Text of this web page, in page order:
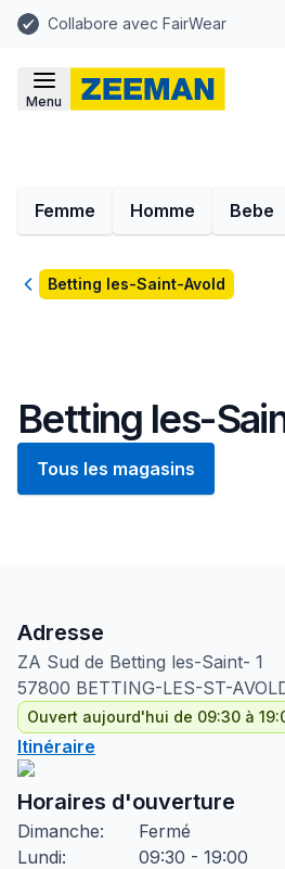
Collabore avec FairWear
Menu
Femme Homme Bebe
RetourBetting les-Saint-Avold
Betting les-
Tous les magasins
Adresse
ZA Sud de Betting les-Saint- 1
57800 BETTING-LES-ST-
Ouvert aujourd'hui de 09:30 à
Itinéraire
Horaires d'ouverture
Dimanche:
Fermé
Lundi:
09:30 - 19:00